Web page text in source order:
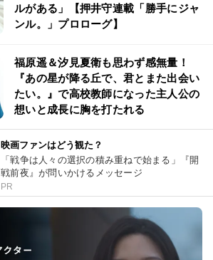
ルがある」【押井守連載「勝手にジャ
ンル。」プロローグ】
福原遥＆汐見夏衛も思わず感無量！
『あの星が降る丘で、君とまた出会い
たい。』で高校教師になった主人公の
想いと成長に胸を打たれる
映画ファンはどう観た？
「戦争は人々の選択の積み重ねで始まる」『開
戦前夜』が問いかけるメッセージ
PR